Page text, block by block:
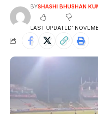
LAST UPDATED:
BYSHASHI BHUSHAN